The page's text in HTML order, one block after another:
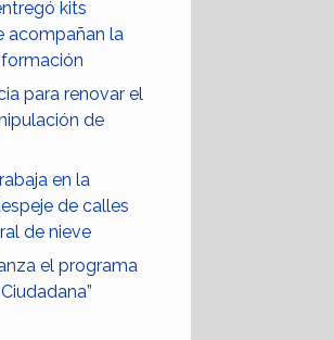
kits
acompañan la
para renovar el
de
en la
de calles
de nieve
el programa